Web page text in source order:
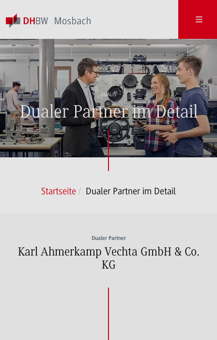
DUALIS
Dualer Partner im Detail
Startseite Dualer Partner im Detail
Dualer Partner
Karl Ahmerkamp Vechta GmbH & Co.
KG